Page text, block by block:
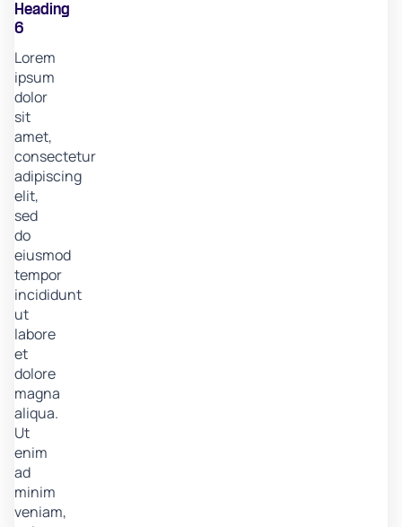
Heading
6
Lorem
ipsum
dolor
sit
amet,
consectetur
adipiscing
elit,
sed
do
eiusmod
tempor
incididunt
ut
labore
et
dolore
magna
aliqua.
Ut
enim
ad
minim
veniam,